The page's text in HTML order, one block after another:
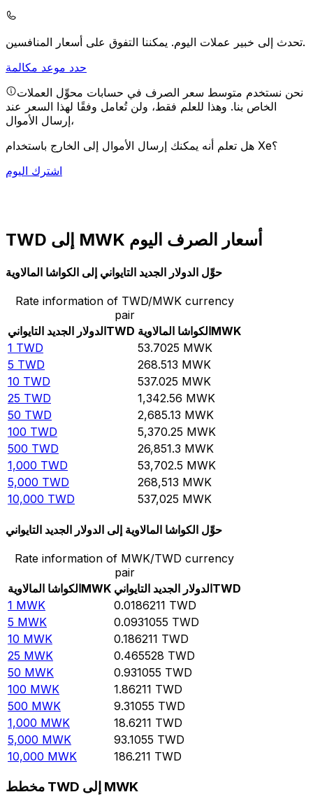
تحدث إلى خبير عملات اليوم.يمكننا التفوق على أسعار المنافسين.
حدد موعد مكالمة
نحن نستخدم متوسط سعر الصرف في حسابات محوِّل العملات
الخاص بنا. وهذا للعلم فقط، ولن تُعامل وفقًا لهذا السعر عند
إرسال الأموال،
هل تعلم أنه يمكنك إرسال الأموال إلى الخارج باستخدام Xe؟
اشترك اليوم
TWD إلى MWK أسعار الصرف اليوم
حوِّل الدولار الجديد التايواني إلى الكواشا المالاوية
Rate information of TWD/MWK currency
pair
الدولار الجديد التايوانيTWD الكواشا المالاويةMWK
1 TWD 53.7025 MWK
5 TWD 268.513 MWK
10 TWD 537.025 MWK
25 TWD 1,342.56 MWK
50 TWD 2,685.13 MWK
100 TWD 5,370.25 MWK
500 TWD 26,851.3 MWK
1,000 TWD 53,702.5 MWK
5,000 TWD 268,513 MWK
10,000 TWD 537,025 MWK
حوِّل الكواشا المالاوية إلى الدولار الجديد التايواني
Rate information of MWK/TWD currency
pair
الكواشا المالاويةMWK الدولار الجديد التايوانيTWD
1 MWK 0.0186211 TWD
5 MWK 0.0931055 TWD
10 MWK 0.186211 TWD
25 MWK 0.465528 TWD
50 MWK 0.931055 TWD
100 MWK 1.86211 TWD
500 MWK 9.31055 TWD
1,000 MWK 18.6211 TWD
5,000 MWK 93.1055 TWD
10,000 MWK 186.211 TWD
مخطط TWD إلى MWK